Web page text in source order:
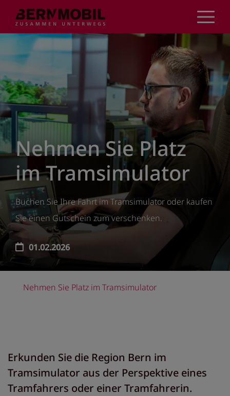
Inhalt
Nehmen Sie Platz
im Tramsimulator
Buchen Sie Ihre Fahrt im Tramsimulator oder kaufen
Sie einen Gutschein zum verschenken.
01.02.2026
Nehmen Sie Platz im Tramsimulator
Erkunden Sie die Region Bern im
Tramsimulator aus der Perspektive eines
Tramfahrers oder einer Tramfahrerin.